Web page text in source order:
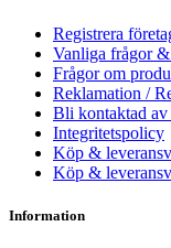
Registrera
Vanliga frågor
Frågor om
Reklamation /
Bli kontaktad av
Integritetspolicy
Köp &
Köp &
Information